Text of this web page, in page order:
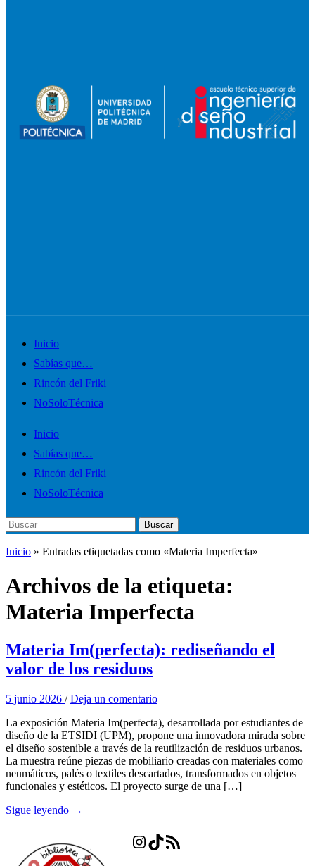
Alternar
menú
móvil
Inicio
Sabías que…
Rincón del Friki
NoSoloTécnica
Inicio
Sabías que…
Rincón del Friki
NoSoloTécnica
Buscar: Buscar
Inicio » Entradas etiquetadas como «Materia Imperfecta»
Archivos de la etiqueta:
Materia Imperfecta
Materia Im(perfecta): rediseñando el
valor de los residuos
5 junio 2026 /Deja un comentario
La exposición Materia Im(perfecta), desarrollada por estudiantes de
diseño de la ETSIDI (UPM), propone una innovadora mirada sobre
el diseño sostenible a través de la reutilización de residuos urbanos.
La muestra reúne piezas de mobiliario creadas con materiales como
neumáticos, palés o textiles descartados, transformados en objetos
funcionales y estéticos. El proyecto surge de una […]
Sigue leyendo →
Instagram
TikTok
Feed RSS